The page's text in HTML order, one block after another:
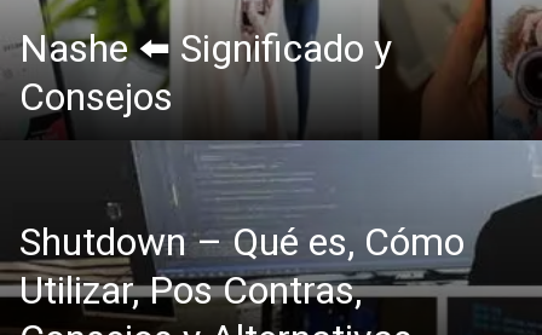
Nashe ⬅️ Significado y
Consejos
Shutdown – Qué es, Cómo
Utilizar, Pos Contras,